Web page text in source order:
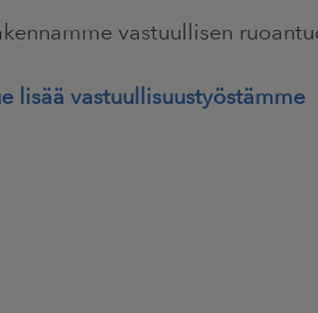
vastuullisen
lisää vastuullisuustyöstämme